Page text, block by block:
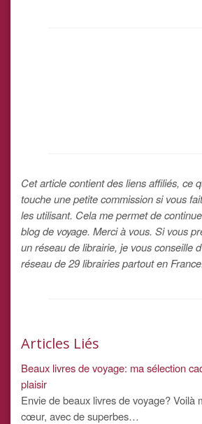
Cet article contient des liens affiliés, ce
touche une petite commission si vous
les utilisant. Cela me permet de
blog de voyage. Merci à vous. Si vous
un réseau de librairie, je vous conseille
réseau de 29 librairies partout en
Articles Liés
Beaux livres de voyage: ma sélection
plaisir
Envie de beaux livres de voyage? Voilà
cœur, avec de superbes…